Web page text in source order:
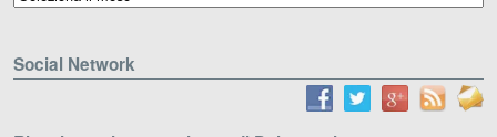
Social Network